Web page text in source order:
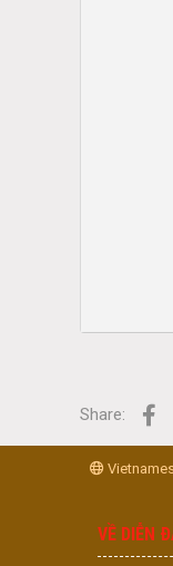
Share:
VỀ DIỄN